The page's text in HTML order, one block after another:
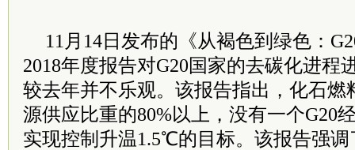
11月14日发布的《从褐色到绿色：
2018年度报告对G20国家的去碳化进程
较去年并不乐观。该报告指出，化石燃
源供应比重的80%以上，没有一个G20
实现控制升温1.5℃的目标。该报告强